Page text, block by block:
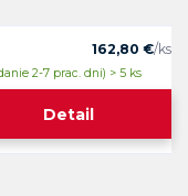
162,80 €/ks
2-7 prac. dni) > 5 ks
Detail